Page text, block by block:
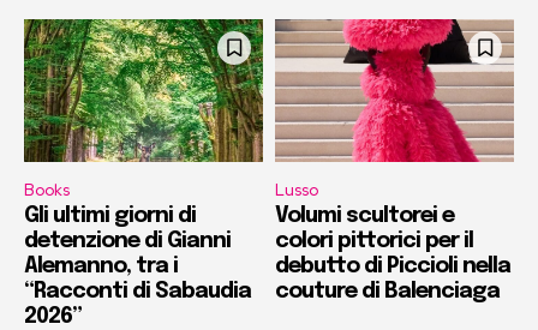
Books
Gli ultimi giorni di
detenzione di Gianni
Alemanno, tra i
“Racconti di Sabaudia
2026”
Lusso
Volumi scultorei e
colori pittorici per il
debutto di Piccioli nella
couture di Balenciaga